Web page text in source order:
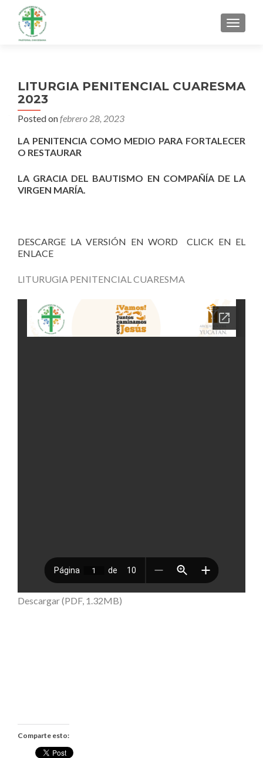
MENU
LITURGIA PENITENCIAL CUARESMA
2023
Posted onfebrero 28, 2023
LA PENITENCIA COMO MEDIO PARA FORTALECER
O RESTAURAR
LA GRACIA DEL BAUTISMO EN COMPAÑÍA DE LA
VIRGEN MARÍA.
DESCARGE LA VERSIÓN EN WORD CLICK EN EL
ENLACE
LITURUGIA PENITENCIAL CUARESMA
Descargar (PDF, 1.32MB)
Comparte esto: